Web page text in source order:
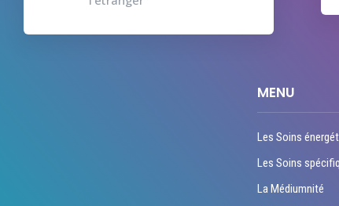
MENU
Les Soins
Les Soins
La Médiumnité